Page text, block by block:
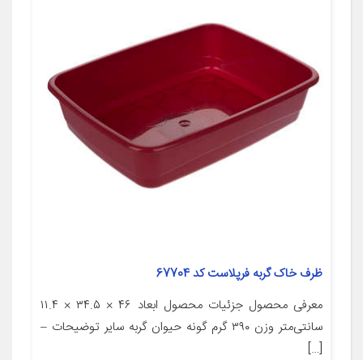
ظرف خاک گربه فرپلاست کد 67704
معرفی محصول جزئیات محصول ابعاد ۴۶ × ۳۴.۵ × ۱۱.۴
سانتی‌متر وزن ۳۹۰ گرم گونه حیوان گربه سایر توضیحات –
[…]